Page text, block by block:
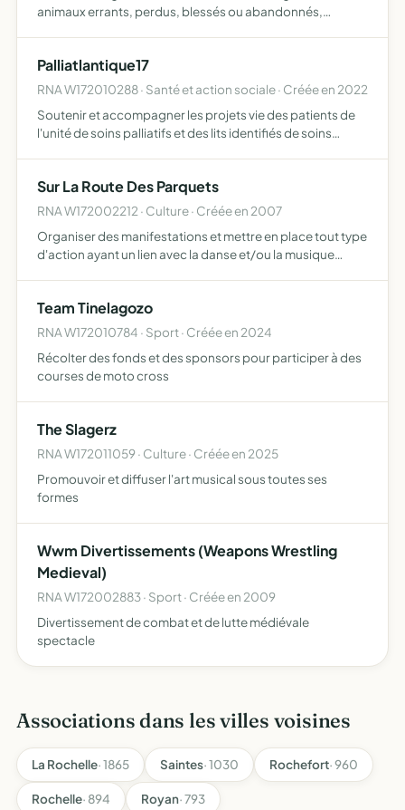
animaux errants, perdus, blessés ou abandonnés,
vacci…
Palliatlantique17
RNA W172010288 · Santé et action sociale · Créée en 2022
Soutenir et accompagner les projets vie des patients de
l'unité de soins palliatifs et des lits identifiés de soins
Sur La Route Des Parquets
RNA W172002212 · Culture · Créée en 2007
Organiser des manifestations et mettre en place tout type
d'action ayant un lien avec la danse et/ou la musique
Team Tinelagozo
RNA W172010784 · Sport · Créée en 2024
Récolter des fonds et des sponsors pour participer à des
courses de moto cross
The Slagerz
RNA W172011059 · Culture · Créée en 2025
Promouvoir et diffuser l'art musical sous toutes ses
formes
Wwm Divertissements (Weapons Wrestling
Medieval)
RNA W172002883 · Sport · Créée en 2009
Divertissement de combat et de lutte médiévale
spectacle
Associations dans les villes voisines
La Rochelle· 1865 Saintes· 1030 Rochefort· 960
Rochelle· 894 Royan· 793